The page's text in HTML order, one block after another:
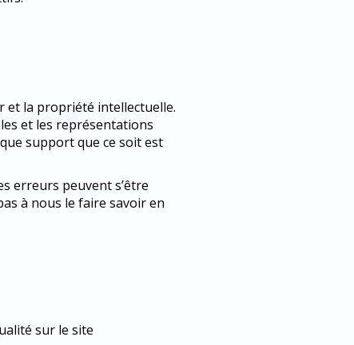
et la propriété intellectuelle.
et les représentations
support que ce soit est
erreurs peuvent s’être
à nous le faire savoir en
sur le site